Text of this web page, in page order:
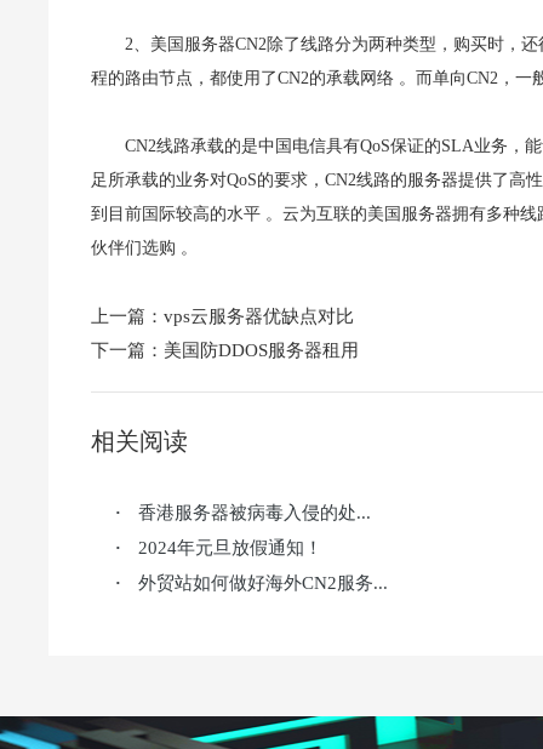
2、美国服务器CN2除了线路分为两种类型，购买时，
程的路由节点，都使用了CN2的承载网络 。而单向CN2，
CN2线路承载的是中国电信具有QoS保证的SLA业务，
足所承载的业务对QoS的要求，CN2线路的服务器提供了
到目前国际较高的水平 。云为互联的美国服务器拥有多种
伙伴们选购 。
上一篇： vps云服务器优缺点对比
下一篇： 美国防DDOS服务器租用
相关阅读
· 香港服务器被病毒入侵的处...
· 2024年元旦放假通知！
· 外贸站如何做好海外CN2服务...